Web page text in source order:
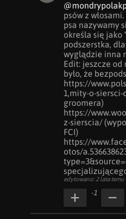
psów z
psa nazywamy
określa się jako
podszerstka,
wyglądzie inna
Edit: jeszcze
było, że
https://
1,mity-o-siersci-
groomera)
https://
z-sierscia/
FCI)
https://
otos/
edytowano: 2 lata temu
-1